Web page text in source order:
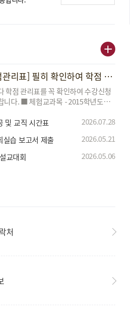
] 필히 확인하여 학점 이수 바랍니다(신입, 편입, 전과, 재학생).
학점 관리표를 꼭 확인하여 수강신청
- 2015학년도
교직이수자 3학점 이상 이수(단,
및 교직 시간표 2026.07.28
실습 보고서 제출
2026.05.21
교대회
2026.05.06
처